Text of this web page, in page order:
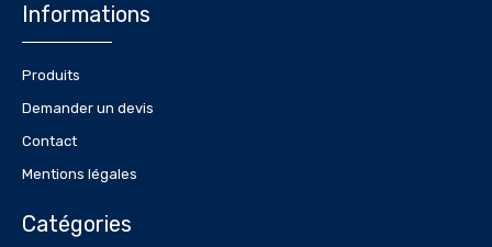
Informations
Produits
Demander un devis
Contact
Mentions légales
Catégories